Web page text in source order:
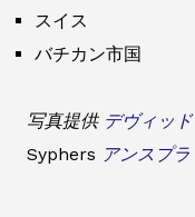
スイス
バチカン市国
写真提供 デヴィッ
Syphers アンスプ